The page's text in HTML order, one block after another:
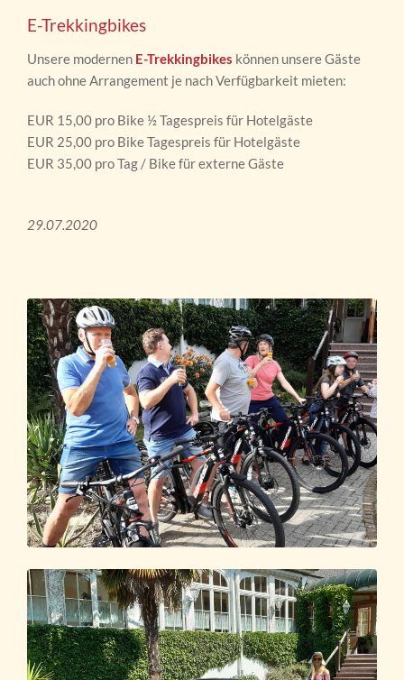
E-Trekkingbikes
Unsere modernen E-Trekkingbikes können unsere Gäste
auch ohne Arrangement je nach Verfügbarkeit mieten:
EUR 15,00 pro Bike ½ Tagespreis für Hotelgäste
EUR 25,00 pro Bike Tagespreis für Hotelgäste
EUR 35,00 pro Tag / Bike für externe Gäste
29.07.2020